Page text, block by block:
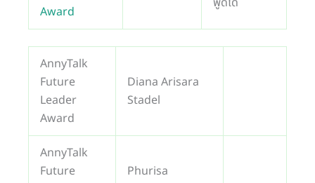
Award
AnnyTalk
Future
Leader
Award
Diana Arisara
Stadel
AnnyTalk
Future
Phurisa